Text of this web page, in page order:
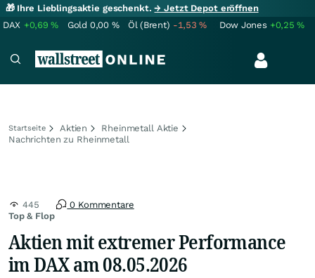
🎁 Ihre Lieblingsaktie geschenkt.→ Jetzt Depot eröffnen
DAX +0,69% Gold 0,00 % Öl (Brent) -1,53% Dow Jones +0,25%
Startseite Aktien
Rheinmetall Aktie
Nachrichten zu Rheinmetall
Top & Flop
445 0 Kommentare
Aktien mit extremer Performance
im DAX am 08.05.2026